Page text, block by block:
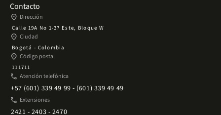
Contacto
place Dirección
Calle 19A No 1-37 Este, Bloque W
place Ciudad
Bogotá - Colombia
place Código postal
111711
phone Atención telefónica
+57 (601) 339 49 99 - (601) 339 49 49
phone Extensiones
2421 - 2403 - 2470